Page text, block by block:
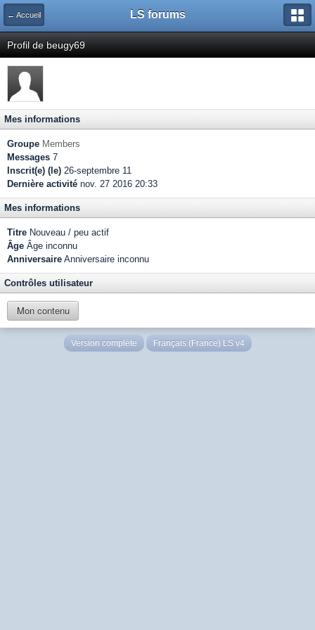
← Accueil LS forums
Profil de beugy69
Mes informations
Groupe Members
Messages 7
Inscrit(e) (le) 26-septembre 11
Dernière activité nov. 27 2016 20:33
Mes informations
Titre Nouveau / peu actif
Âge Âge inconnu
Anniversaire Anniversaire inconnu
Contrôles utilisateur
Mon contenu
Version complète Français (France) LS v4